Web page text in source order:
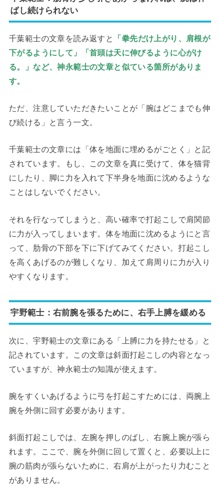
ばし続けられない
千葉範士の文章を読み返すと
「拳先だけ上がり、肩根が
下がるようにして」「首頭は天に伸びるように心がけ
る。」など、神永範士の文章と似ている箇所がありま
す。
ただ、注意していただきたいことが「腕はどこまでも伸
び続ける」と言う一文。
千葉範士の文章には「体を地面に埋めるがごとく」と記
されています。もし、この文章を真に受けて、体を猫背
にしたり、脚に力を入れて下半身を地面に沈めるような
ことはしないでください。
それを行なってしまうと、高い確率で打起こしで肩関節
に力が入ってしまいます。体を地面に沈めるようにと言
って、肋骨の下部を下に下げてみてください。打起こし
を高くあげるのが難しくなり、加えて肩周りに力が入り
やすくなります。
宇野範士：右前腕を張るために、右手上膊を緩める
次に、宇野範士の文章にある「上膊に力を持たせる」と
記されています。この文章は斜面打起こしの内容となっ
ていますが、神永範士の知識が使えます。
腕をすくいあげるように弓を打起こすためには、両腕上
腕を外側に回す必要があります。
斜面打起こしでは、左腕を押しのばし、右腕上腕が張ら
れます。ここで、腕を外側に回して置くと、必要以上に
腕の筋肉が張らないために、右肩が上がったり力むこと
がありません。